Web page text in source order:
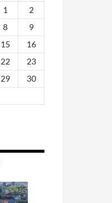
1
2
8
9
15
16
22
23
29
30